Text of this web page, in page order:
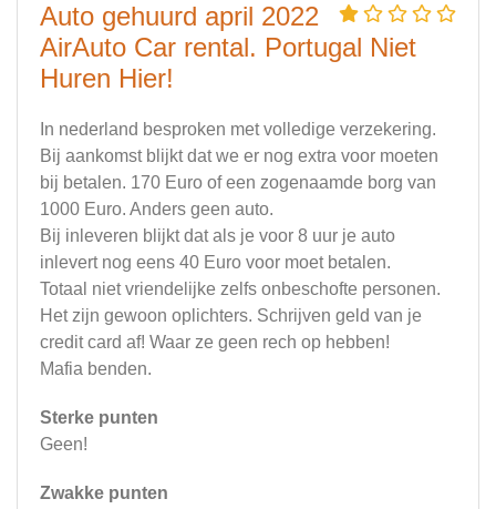
Auto gehuurd april 2022
AirAuto Car rental. Portugal Niet
Huren Hier!
In nederland besproken met volledige verzekering.
Bij aankomst blijkt dat we er nog extra voor moeten
bij betalen. 170 Euro of een zogenaamde borg van
1000 Euro. Anders geen auto.
Bij inleveren blijkt dat als je voor 8 uur je auto
inlevert nog eens 40 Euro voor moet betalen.
Totaal niet vriendelijke zelfs onbeschofte personen.
Het zijn gewoon oplichters. Schrijven geld van je
credit card af! Waar ze geen rech op hebben!
Mafia benden.
Sterke punten
Geen!
Zwakke punten